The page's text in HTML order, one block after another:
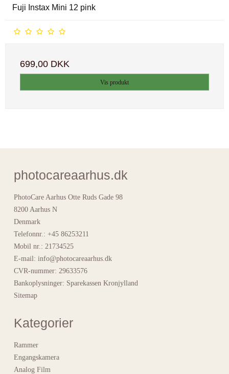
Fuji Instax Mini 12 pink
699,00 DKK
Vis produkt
photocareaarhus.dk
PhotoCare Aarhus Otte Ruds Gade 98
8200 Aarhus N
Denmark
Telefonnr.: +45 86253211
Mobil nr.: 21734525
E-mail: info@photocareaarhus.dk
CVR-nummer: 29633576
Bankoplysninger: Sparekassen Kronjylland
Sitemap
Kategorier
Rammer
Engangskamera
Analog Film